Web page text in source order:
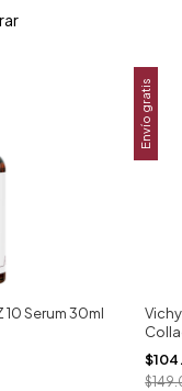
Serum 30ml
Envío gratis